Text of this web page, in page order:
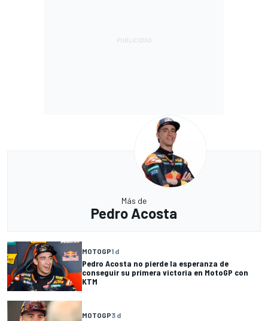
Más de
Pedro Acosta
MOTOGP1 d
Pedro Acosta no pierde la esperanza de
conseguir su primera victoria en MotoGP con
KTM
MOTOGP3 d